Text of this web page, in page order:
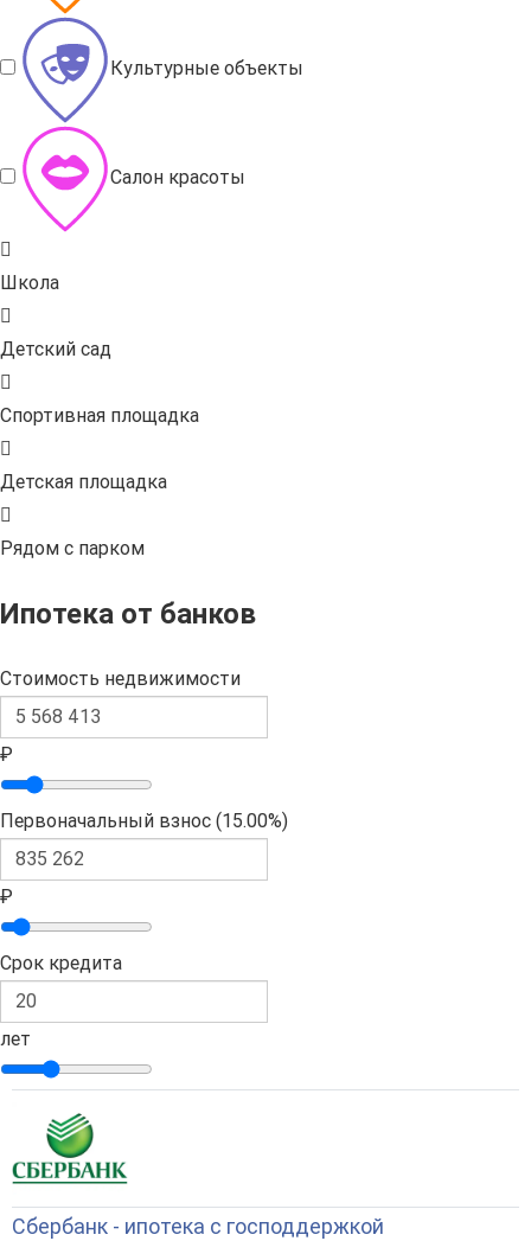
Культурные объекты
Салон красоты
Школа
Детский сад
Спортивная площадка
Детская площадка
Рядом с парком
Ипотека от банков
Стоимость недвижимости
₽
Первоначальный взнос (15.00%)
₽
Срок кредита
лет
Сбербанк - ипотека с господдержкой